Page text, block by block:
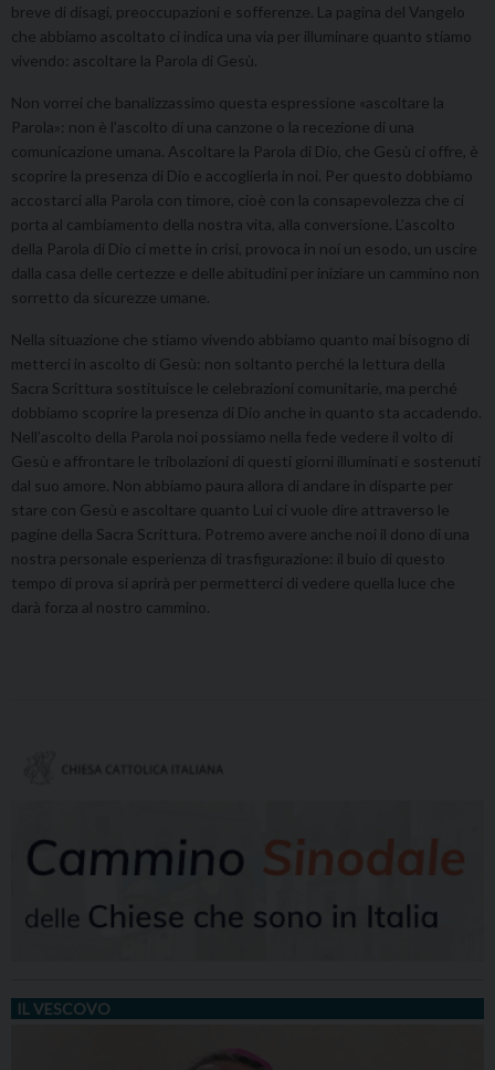
breve di disagi, preoccupazioni e sofferenze. La pagina del Vangelo
che abbiamo ascoltato ci indica una via per illuminare quanto stiamo
vivendo: ascoltare la Parola di Gesù.
Non vorrei che banalizzassimo questa espressione «ascoltare la
Parola»: non è l’ascolto di una canzone o la recezione di una
comunicazione umana. Ascoltare la Parola di Dio, che Gesù ci offre, è
scoprire la presenza di Dio e accoglierla in noi. Per questo dobbiamo
accostarci alla Parola con timore, cioè con la consapevolezza che ci
porta al cambiamento della nostra vita, alla conversione. L’ascolto
della Parola di Dio ci mette in crisi, provoca in noi un esodo, un uscire
dalla casa delle certezze e delle abitudini per iniziare un cammino non
sorretto da sicurezze umane.
Nella situazione che stiamo vivendo abbiamo quanto mai bisogno di
metterci in ascolto di Gesù: non soltanto perché la lettura della
Sacra Scrittura sostituisce le celebrazioni comunitarie, ma perché
dobbiamo scoprire la presenza di Dio anche in quanto sta accadendo.
Nell’ascolto della Parola noi possiamo nella fede vedere il volto di
Gesù e affrontare le tribolazioni di questi giorni illuminati e sostenuti
dal suo amore. Non abbiamo paura allora di andare in disparte per
stare con Gesù e ascoltare quanto Lui ci vuole dire attraverso le
pagine della Sacra Scrittura. Potremo avere anche noi il dono di una
nostra personale esperienza di trasfigurazione: il buio di questo
tempo di prova si aprirà per permetterci di vedere quella luce che
darà forza al nostro cammino.
IL VESCOVO